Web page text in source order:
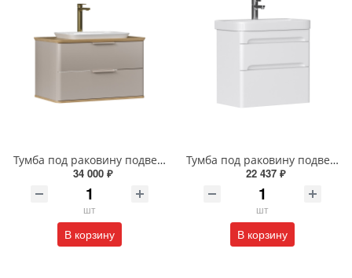
Тумба под раковину подвесная EQUIL Десерт 80.2Я/Desert 80.2Y с ручками в цвет амарок tpDSRT80.2Y-25R амарок/дуб
34 000 ₽
шт
В корзину
Тумба под раковину подвесная EQUIL Найс 70 см tpNICE70.2Y-05 белая
22 437 ₽
шт
В корзину